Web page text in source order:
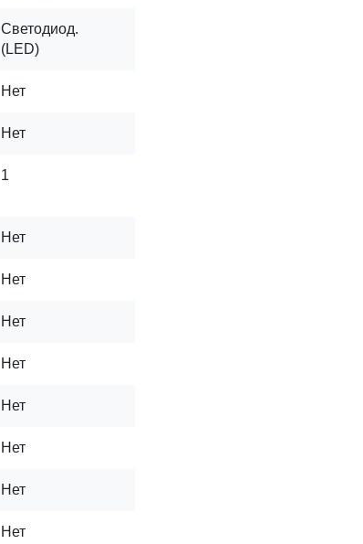
Светодиод.
(LED)
Нет
Нет
1
Нет
Нет
Нет
Нет
Нет
Нет
Нет
Нет